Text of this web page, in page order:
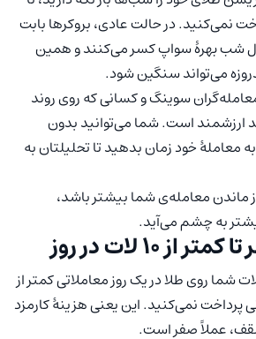
نمی‌کنید. در حالت عادی، بروکرها بابت
شب بهرهٔ سواپ کسر می‌کنند و همین
می‌تواند سنگین شود.
سوینگ و کسانی که روی روند
ارزشمند است. شما می‌توانید بدون
به معاملهٔ خود زمان بدهید تا تحلیلتان به
ماندن معامله‌ی شما بیشتر باشد،
به چشم می‌آید.
۱۰ لات در روز
شما روی طلا در یک روز معاملاتی کمتر از
پرداخت نمی‌کنید. این یعنی هزینهٔ کارمزد
عملاً صفر است.